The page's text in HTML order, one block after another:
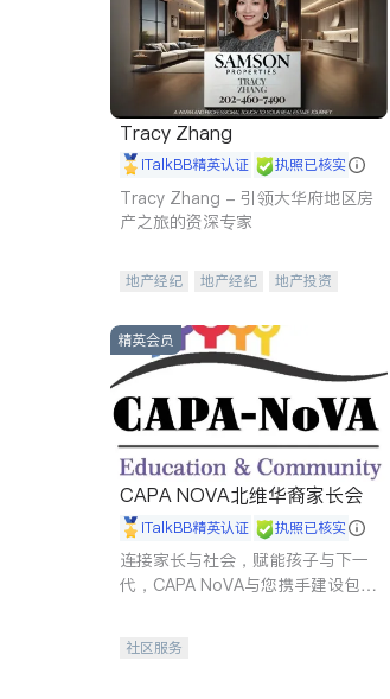
Tracy Zhang
iTalkBB精英认证 执照已核实
Tracy Zhang - 引领大华府地区房
产之旅的资深专家
地产经纪 地产经纪
地产投资
精英会员
CAPA NOVA北维华裔家长会
iTalkBB精英认证 执照已核实
连接家长与社会，赋能孩子与下一
代，CAPA NoVA与您携手建设包
社区服务